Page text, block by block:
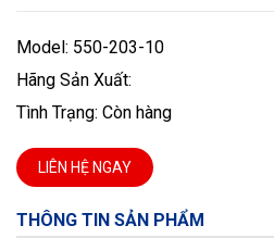
Model: 550-203-10
Hãng Sản Xuất:
Tình Trạng: Còn hàng
LIÊN HỆ NGAY
THÔNG TIN SẢN PHẨM